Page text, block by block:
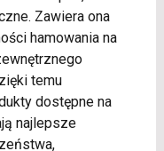
Zawiera ona
hamowania na
temu
dostępne na
najlepsze